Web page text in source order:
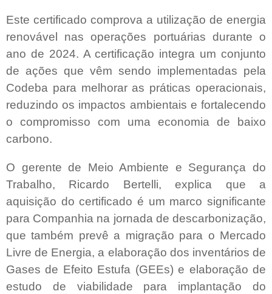
Este certificado comprova a utilização de energia
renovável nas operações portuárias durante o
ano de 2024. A certificação integra um conjunto
de ações que vêm sendo implementadas pela
Codeba para melhorar as práticas operacionais,
reduzindo os impactos ambientais e fortalecendo
o compromisso com uma economia de baixo
carbono.
O gerente de Meio Ambiente e Segurança do
Trabalho, Ricardo Bertelli, explica que a
aquisição do certificado é um marco significante
para Companhia na jornada de descarbonização,
que também prevê a migração para o Mercado
Livre de Energia, a elaboração dos inventários de
Gases de Efeito Estufa (GEEs) e elaboração de
estudo de viabilidade para implantação do